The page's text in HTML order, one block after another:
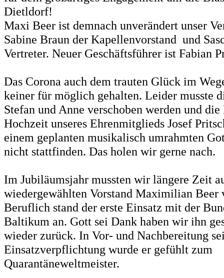
Dietldorf!
Maxi Beer ist demnach unverändert unser
Sabine Braun der Kapellenvorstand und
Vertreter. Neuer Geschäftsführer ist Fabian
Das Corona auch dem trauten Glück im
keiner für möglich gehalten. Leider musste
Stefan und Anne verschoben werden und
Hochzeit unseres Ehrenmitglieds Josef
einem geplanten musikalisch umrahmten
nicht stattfinden. Das holen wir gerne nach.
Im Jubiläumsjahr mussten wir längere Zeit
wiedergewählten Vorstand Maximilian Beer
Beruflich stand der erste Einsatz mit der
Baltikum an. Gott sei Dank haben wir ihn
wieder zurück. In Vor- und Nachbereitung
Einsatzverpflichtung wurde er gefühlt zum
Quarantäneweltmeister.